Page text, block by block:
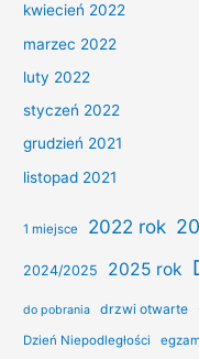
kwiecień 2022
marzec 2022
luty 2022
styczeń 2022
grudzień 2021
listopad 2021
1 miejsce 2022 rok
2024/2025 2025 rok
do pobrania drzwi otwarte
Dzień Niepodległości